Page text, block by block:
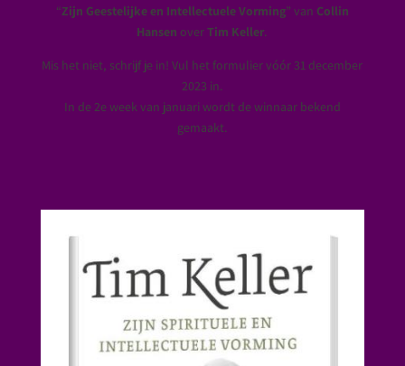
“Zijn Geestelijke en Intellectuele Vorming” van Collin
Hansen overTim Keller.
Mis het niet, schrijf je in! Vul het formulier vóór 31 december
2023 in.
In de 2e week van januari wordt de winnaar bekend
gemaakt.